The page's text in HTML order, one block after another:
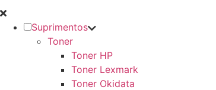
Suprimentos
Toner
Toner HP
Toner Lexmark
Toner Okidata